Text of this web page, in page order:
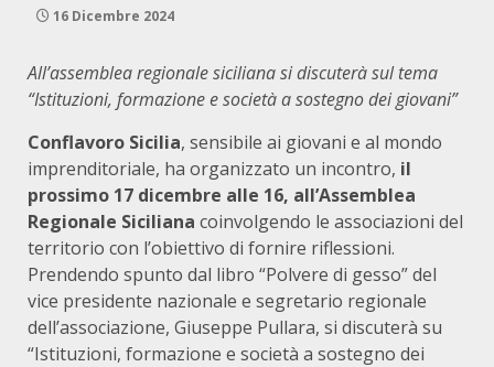
16 Dicembre 2024
All’assemblea regionale siciliana si discuterà sul tema
“Istituzioni, formazione e società a sostegno dei giovani”
Conflavoro Sicilia, sensibile ai giovani e al mondo
imprenditoriale, ha organizzato un incontro, il
prossimo 17 dicembre alle 16, all’Assemblea
Regionale Siciliana coinvolgendo le associazioni del
territorio con l’obiettivo di fornire riflessioni.
Prendendo spunto dal libro “Polvere di gesso” del
vice presidente nazionale e segretario regionale
dell’associazione, Giuseppe Pullara, si discuterà su
“Istituzioni, formazione e società a sostegno dei